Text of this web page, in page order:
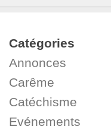
Catégories
Annonces
Carême
Catéchisme
Evénements